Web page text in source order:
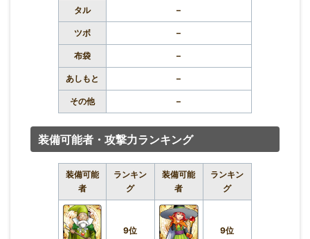
タル –
ツボ –
布袋 –
あしもと –
その他 –
装備可能者・攻撃力ランキング
装備可能
者
ランキン
グ
装備可能
者
ランキン
グ
9位
9位